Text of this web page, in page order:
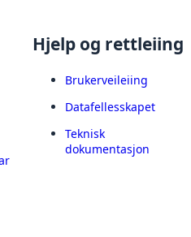
Hjelp og rettleiing
Brukerveileiing
Datafellesskapet
Teknisk
dokumentasjon